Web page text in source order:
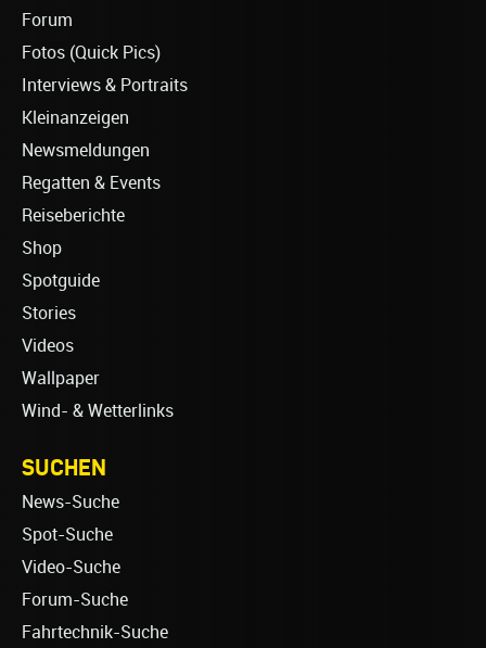
Forum
Fotos (Quick Pics)
Interviews & Portraits
Kleinanzeigen
Newsmeldungen
Regatten & Events
Reiseberichte
Shop
Spotguide
Stories
Videos
Wallpaper
Wind- & Wetterlinks
SUCHEN
News-Suche
Spot-Suche
Video-Suche
Forum-Suche
Fahrtechnik-Suche